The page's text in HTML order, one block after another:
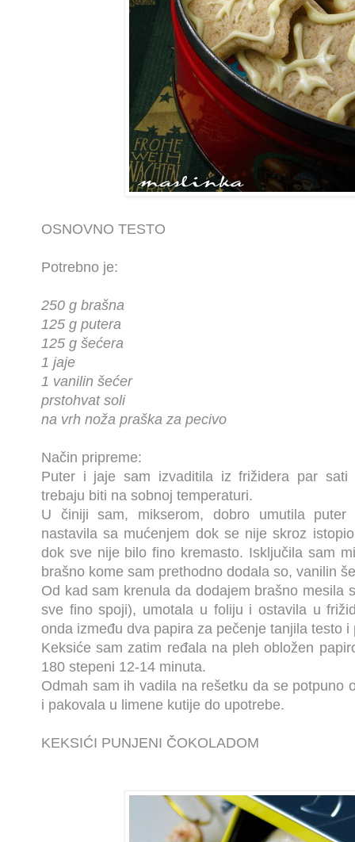
OSNOVNO TESTO
Potrebno je:
250 g brašna
125 g putera
125 g šećera
1 jaje
1 vanilin šećer
prstohvat soli
na vrh noža praška za pecivo
Način pripreme:
Puter i jaje sam izvaditila iz frižidera par sati
trebaju biti na sobnoj temperaturi.
U činiji sam, mikserom, dobro umutila
nastavila sa mućenjem dok se nije skroz
dok sve nije bilo fino kremasto. Isključila sam
brašno kome sam prethodno dodala so, vanilin
Od kad sam krenula da dodajem brašno mesila
sve fino spoji), umotala u foliju i ostavila u
onda između dva papira za pečenje tanjila testo i
Keksiće sam zatim ređala na pleh obložen
180 stepeni 12-14 minuta.
Odmah sam ih vadila na rešetku da se potpuno
i pakovala u limene kutije do upotrebe.
KEKSIĆI PUNJENI ČOKOLADOM